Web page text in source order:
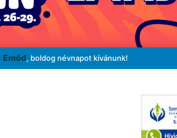
Emőd, boldog névnapot kívánunk!